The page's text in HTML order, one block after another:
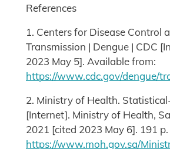
References
1. Centers for Disease Control
Transmission | Dengue | CDC
2023 May 5]. Available from:
https://www.cdc.gov/dengue/
2. Ministry of Health.
[Internet]. Ministry of Health,
2021 [cited 2023 May 6]. 191
https://www.moh.gov.sa/